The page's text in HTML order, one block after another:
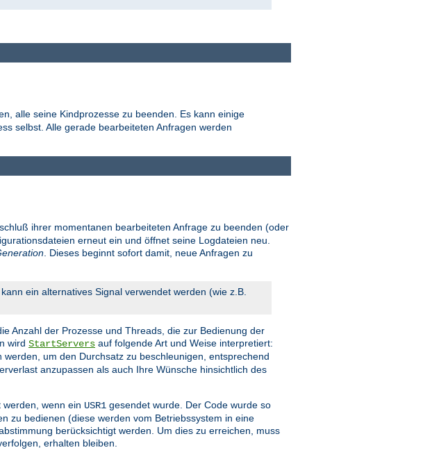
alle seine Kindprozesse zu beenden. Es kann einige
selbst. Alle gerade bearbeiteten Anfragen werden
ihrer momentanen bearbeiteten Anfrage zu beenden (oder
erneut ein und öffnet seine Logdateien neu.
. Dieses beginnt sofort damit, neue Anfragen zu
ein alternatives Signal verwendet werden (wie z.B.
Anzahl der Prozesse und Threads, die zur Bedienung der
wird StartServers auf folgende Art und Weise interpretiert:
um den Durchsatz zu beschleunigen, entsprechend
anzupassen als auch Ihre Wünsche hinsichtlich des
wenn ein USR1 gesendet wurde. Der Code wurde so
zu bedienen (diese werden vom Betriebssystem in eine
berücksichtigt werden. Um dies zu erreichen, muss
erhalten bleiben.